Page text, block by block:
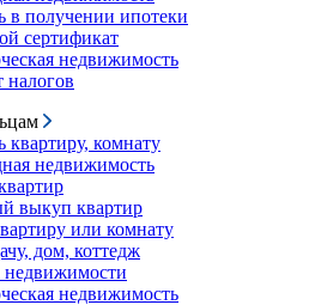
получении ипотеки
сертификат
недвижимость
налогов
квартиру, комнату
недвижимость
выкуп квартир
или комнату
дом, коттедж
недвижимость